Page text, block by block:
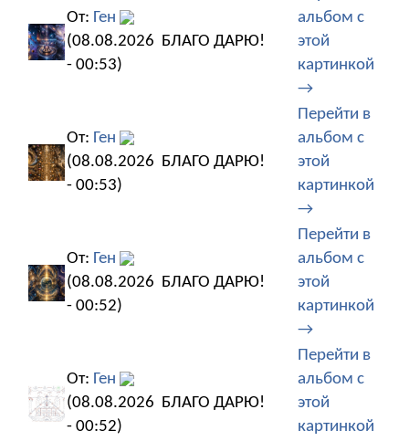
От: Ген
(08.08.2026
- 00:53)
БЛАГО ДАРЮ!
альбом с
этой
картинкой
→
От: Ген
(08.08.2026
- 00:53)
БЛАГО ДАРЮ!
Перейти в
альбом с
этой
картинкой
→
От: Ген
(08.08.2026
- 00:52)
БЛАГО ДАРЮ!
Перейти в
альбом с
этой
картинкой
→
От: Ген
(08.08.2026
- 00:52)
БЛАГО ДАРЮ!
Перейти в
альбом с
этой
картинкой